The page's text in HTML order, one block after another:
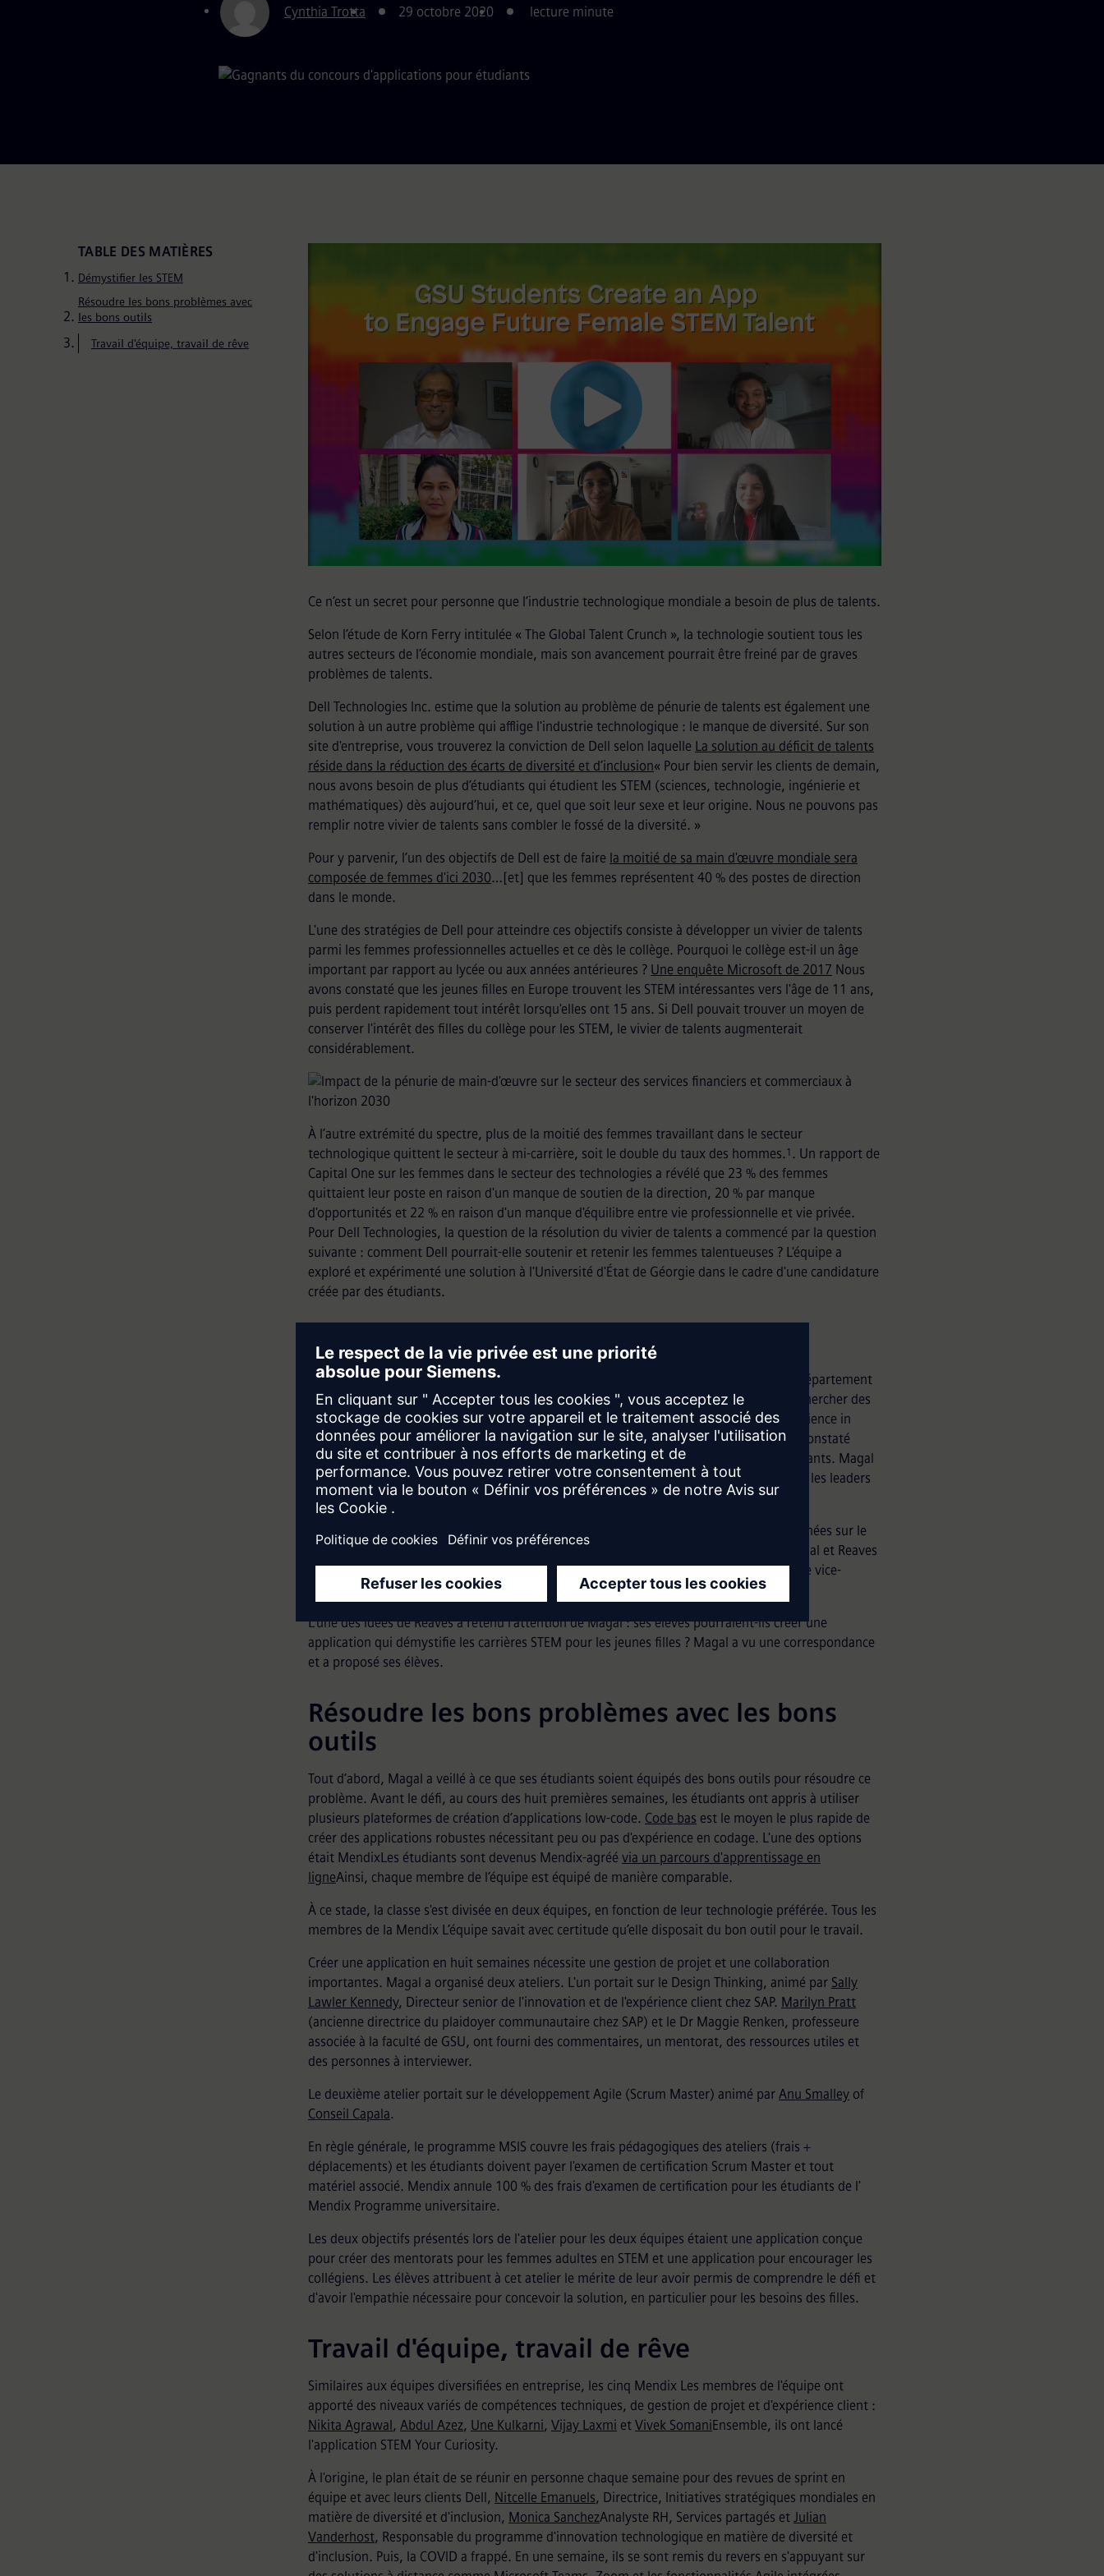
Cynthia Trotta 29 octobre 2020 lecture minute
TABLE DES MATIÈRES
Démystifier les STEM
Résoudre les bons problèmes avec
les bons outils
Travail d'équipe, travail de rêve
Ce n’est un secret pour personne que l’industrie technologique mondiale a besoin de plus de talents.
Selon l’étude de Korn Ferry intitulée « The Global Talent Crunch », la technologie soutient tous les
autres secteurs de l’économie mondiale, mais son avancement pourrait être freiné par de graves
problèmes de talents.
Dell Technologies Inc. estime que la solution au problème de pénurie de talents est également une
solution à un autre problème qui afflige l'industrie technologique : le manque de diversité. Sur son
site d'entreprise, vous trouverez la conviction de Dell selon laquelle La solution au déficit de talents
réside dans la réduction des écarts de diversité et d’inclusion« Pour bien servir les clients de demain,
nous avons besoin de plus d’étudiants qui étudient les STEM (sciences, technologie, ingénierie et
mathématiques) dès aujourd’hui, et ce, quel que soit leur sexe et leur origine. Nous ne pouvons pas
remplir notre vivier de talents sans combler le fossé de la diversité. »
Pour y parvenir, l’un des objectifs de Dell est de faire la moitié de sa main d'œuvre mondiale sera
composée de femmes d'ici 2030…[et] que les femmes représentent 40 % des postes de direction
dans le monde.
L'une des stratégies de Dell pour atteindre ces objectifs consiste à développer un vivier de talents
parmi les femmes professionnelles actuelles et ce dès le collège. Pourquoi le collège est-il un âge
important par rapport au lycée ou aux années antérieures ? Une enquête Microsoft de 2017 Nous
avons constaté que les jeunes filles en Europe trouvent les STEM intéressantes vers l'âge de 11 ans,
puis perdent rapidement tout intérêt lorsqu'elles ont 15 ans. Si Dell pouvait trouver un moyen de
conserver l'intérêt des filles du collège pour les STEM, le vivier de talents augmenterait
considérablement.
À l’autre extrémité du spectre, plus de la moitié des femmes travaillant dans le secteur
technologique quittent le secteur à mi-carrière, soit le double du taux des hommes.1 . Un rapport de
Capital One sur les femmes dans le secteur des technologies a révélé que 23 % des femmes
quittaient leur poste en raison d'un manque de soutien de la direction, 20 % par manque
d'opportunités et 22 % en raison d'un manque d'équilibre entre vie professionnelle et vie privée.
Pour Dell Technologies, la question de la résolution du vivier de talents a commencé par la question
suivante : comment Dell pourrait-elle soutenir et retenir les femmes talentueuses ? L'équipe a
exploré et expérimenté une solution à l'Université d'État de Géorgie dans le cadre d'une candidature
créée par des étudiants.
Démystifier les STEM
Par ailleurs,Dr Simha Magal, professeur clinicien et directeur du programme MSIS au département
CIS du Robinson College of Business de la Georgia State University, était en train de rechercher des
projets de création d'applications en direct pour ses étudiants diplômés en Master of Science in
Information Systems (MSIS) dans sa nouvelle classe Digital Innovation Experience. Il a constaté
qu'un projet avec un client engagé augmente la motivation et les capacités de ses étudiants. Magal
s'efforce de fournir à ses étudiants une expérience concrète et pratique et s'engage avec les leaders
du secteur pour y parvenir.
Magal a remarqué que Dell Technologies organisait un webinaire sur la science des données sur le
campus avecBrian K. Reaves
, responsable de la diversité et de l'inclusion chez Dell. Magal et Reaves
ont travaillé ensemble chez SAP sur de nombreux projets où Reaves occupait le poste de vice-
président senior et de responsable de la diversité et de l'inclusion.
L'une des idées de Reaves a retenu l'attention de Magal : ses élèves pourraient-ils créer une
application qui démystifie les carrières STEM pour les jeunes filles ? Magal a vu une correspondance
et a proposé ses élèves.
Résoudre les bons problèmes avec les bons
outils
Tout d’abord, Magal a veillé à ce que ses étudiants soient équipés des bons outils pour résoudre ce
problème. Avant le défi, au cours des huit premières semaines, les étudiants ont appris à utiliser
plusieurs plateformes de création d’applications low-code. Code bas est le moyen le plus rapide de
créer des applications robustes nécessitant peu ou pas d'expérience en codage. L'une des options
était MendixLes étudiants sont devenus Mendix-agréé via un parcours d'apprentissage en
ligneAinsi, chaque membre de l’équipe est équipé de manière comparable.
À ce stade, la classe s'est divisée en deux équipes, en fonction de leur technologie préférée. Tous les
membres de la Mendix L’équipe savait avec certitude qu’elle disposait du bon outil pour le travail.
Créer une application en huit semaines nécessite une gestion de projet et une collaboration
importantes. Magal a organisé deux ateliers. L'un portait sur le Design Thinking, animé par Sally
Lawler Kennedy, Directeur senior de l'innovation et de l'expérience client chez SAP. Marilyn Pratt
(ancienne directrice du plaidoyer communautaire chez SAP) et le Dr Maggie Renken, professeure
associée à la faculté de GSU, ont fourni des commentaires, un mentorat, des ressources utiles et
des personnes à interviewer.
Le deuxième atelier portait sur le développement Agile (Scrum Master) animé par Anu Smalley of
Conseil Capala.
En règle générale, le programme MSIS couvre les frais pédagogiques des ateliers (frais +
déplacements) et les étudiants doivent payer l'examen de certification Scrum Master et tout
matériel associé. Mendix annule 100 % des frais d'examen de certification pour les étudiants de l'
Mendix Programme universitaire.
Les deux objectifs présentés lors de l'atelier pour les deux équipes étaient une application conçue
pour créer des mentorats pour les femmes adultes en STEM et une application pour encourager les
collégiens. Les élèves attribuent à cet atelier le mérite de leur avoir permis de comprendre le défi et
d'avoir l'empathie nécessaire pour concevoir la solution, en particulier pour les besoins des filles.
Travail d'équipe, travail de rêve
Similaires aux équipes diversifiées en entreprise, les cinq Mendix Les membres de l'équipe ont
apporté des niveaux variés de compétences techniques, de gestion de projet et d'expérience client :
Nikita Agrawal, Abdul Azez, Une Kulkarni, Vijay Laxmi et Vivek SomaniEnsemble, ils ont lancé
l'application STEM Your Curiosity.
À l'origine, le plan était de se réunir en personne chaque semaine pour des revues de sprint en
équipe et avec leurs clients Dell, Nitcelle Emanuels, Directrice, Initiatives stratégiques mondiales en
matière de diversité et d'inclusion, Monica SanchezAnalyste RH, Services partagés et Julian
Vanderhost, Responsable du programme d'innovation technologique en matière de diversité et
d'inclusion. Puis, la COVID a frappé. En une semaine, ils se sont remis du revers en s'appuyant sur